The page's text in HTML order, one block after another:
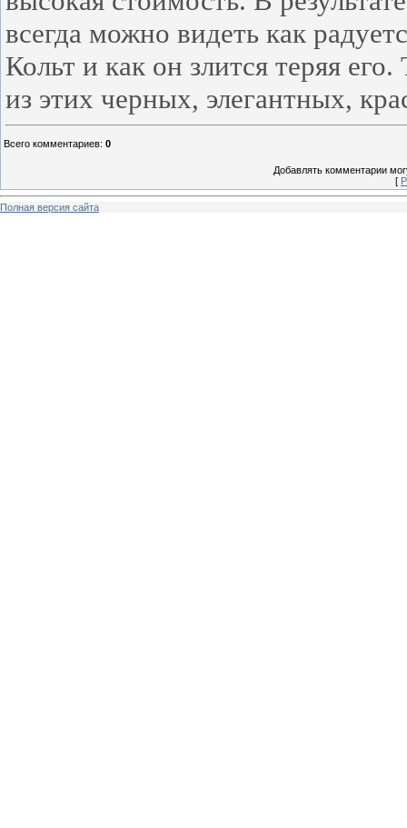
всегда можно видеть как
Кольт и как он злится теряя
из этих черных, элегантных,
Всего комментариев: 0
Добавлять комментарии
[
Полная версия сайта